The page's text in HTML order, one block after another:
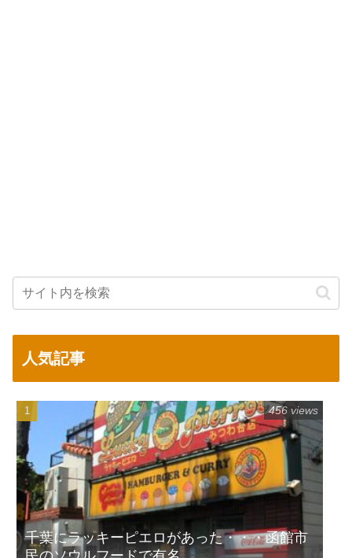
人気記事
千葉にラッキーピエロがあった・・・函館市
456 views